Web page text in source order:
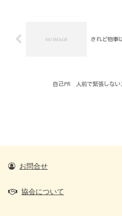
されど物事
自己PR 人前で緊張しない
お問合せ
協会について